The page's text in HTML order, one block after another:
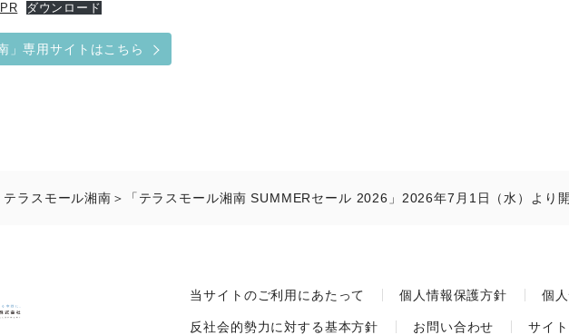
ダウンロード
」専用サイトはこちら
テラスモール湘南＞「テラスモール湘南 SUMMERセール 2026」2026年7月1日（水）より開
当サイトのご利用にあたって 個人情報保護方針 個
反社会的勢力に対する基本方針 お問い合わせ サイ